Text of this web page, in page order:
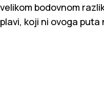
velikom bodovnom
plavi, koji ni ovoga